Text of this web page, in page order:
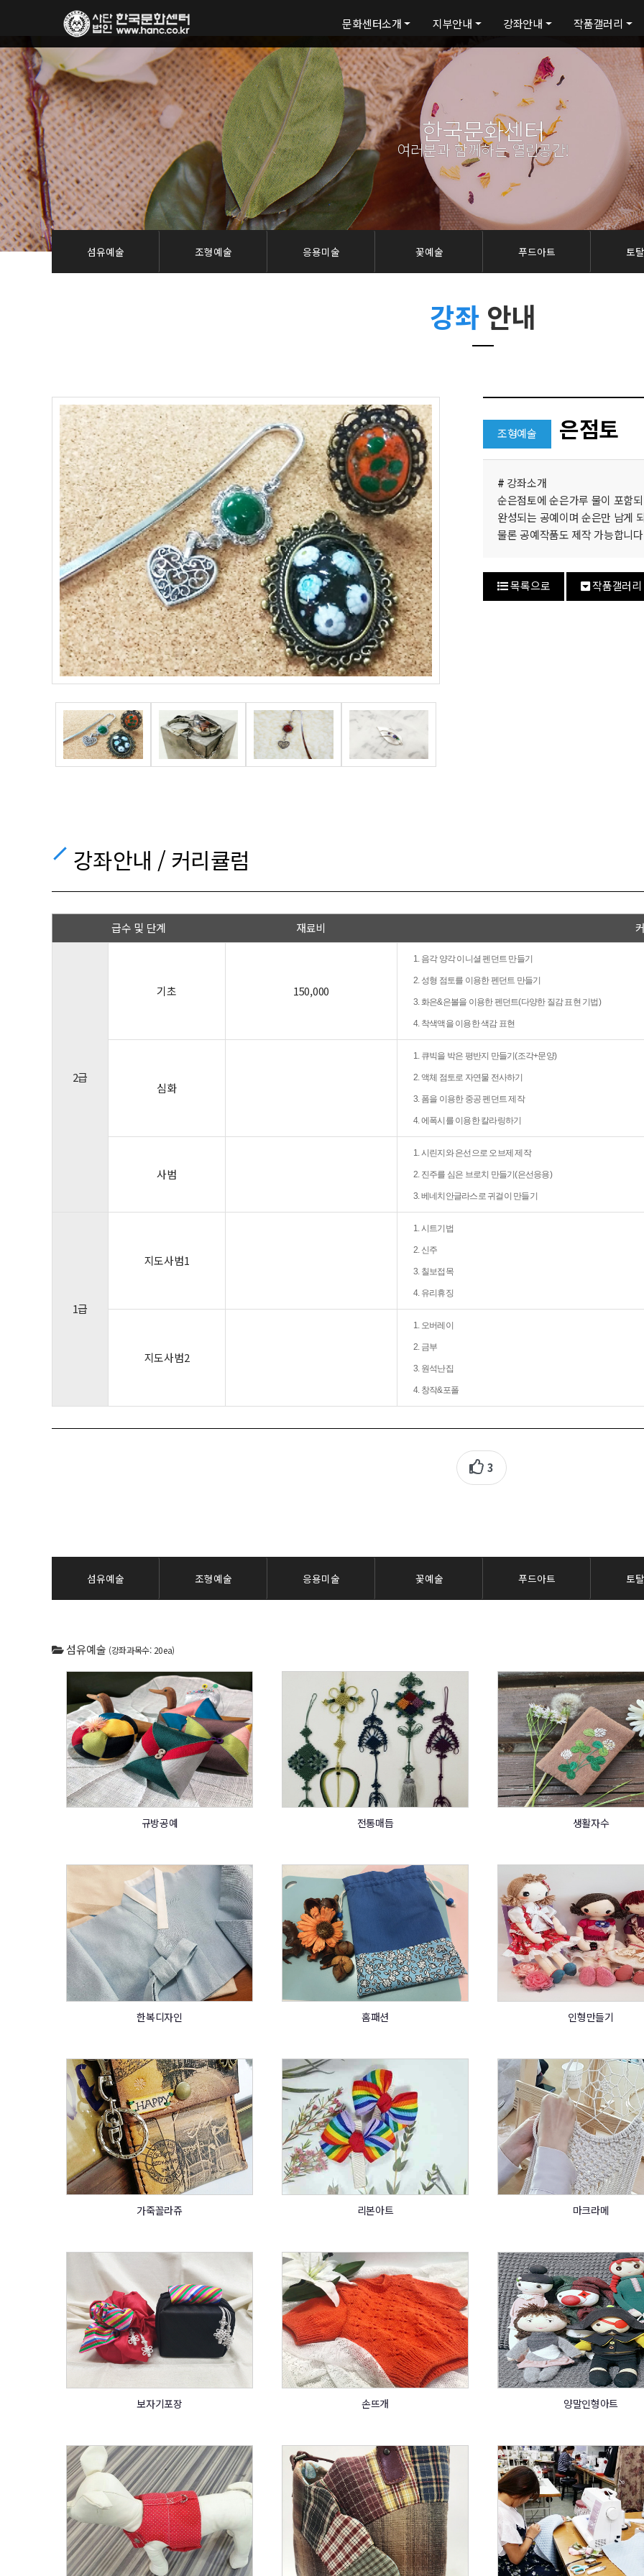
문화센터소개 지부안내 강좌안내 작품갤러리
한국문화센터
여러분과 함께하는 열린공간!
섬유예술 조형예술 응용미술 꽃예술 푸드아트 토
강좌안내
조형예술 은점토
# 강좌소개
순은점토에 순은가루 물이 포함
완성되는 공예이며 순은만 남게
물론 공예작품도 제작 가능합니
목록으로 작품갤러리
강좌안내 / 커리큘럼
급수 및 단계 재료비
2급
기초 150,000
1. 음각 양각 이니셜 펜던트 만들기
2. 성형 점토를 이용한 펜던트 만들기
3. 화은&은볼을 이용한 펜던트(다양한 질감 표현 기법)
4. 착색액을 이용한 색감 표현
심화
1. 큐빅을 박은 평반지 만들기(조각+문양)
2. 액체 점토로 자연물 전사하기
3. 폼을 이용한 중공 펜던트 제작
4. 에폭시를 이용한 칼라링하기
사범
1. 시린지와 은선으로 오브제 제작
2. 진주를 심은 브로치 만들기(은선응용)
3. 베네치안글라스로 귀걸이 만들기
1급
지도사범1
1. 시트기법
2. 신주
3. 칠보접목
4. 유리휴징
지도사범2
1. 오버레이
2. 금부
3. 원석난집
4. 창작&포폴
3
섬유예술 조형예술 응용미술 꽃예술 푸드아트 토
섬유예술 (강좌과목수: 20ea)
규방공예 전통매듭 생활자수
한복디자인 홈패션 인형만들기
가죽꼴라쥬 리본아트 마크라메
보자기포장 손뜨개 양말인형아트